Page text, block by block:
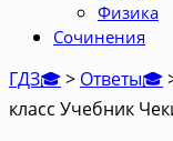
Физика
Сочинения
ГДЗ🎓> Ответы🎓
класс Учебник